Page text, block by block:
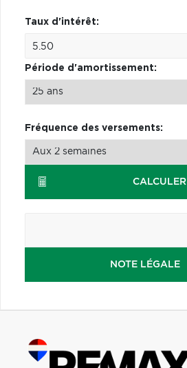
Taux d'intérêt:
Période d'amortissement:
Fréquence des versements:
CALCULER
NOTE LÉGALE